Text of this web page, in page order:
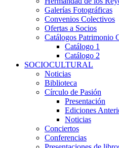
Galerías Fotográficas
Convenios Colectivos
Ofertas a Socios
Catálogos Patrimonio
Catálogo 1
Catálogo 2
SOCIOCULTURAL
Noticias
Biblioteca
Círculo de Pasión
Presentación
Ediciones
Noticias
Conciertos
Conferencias